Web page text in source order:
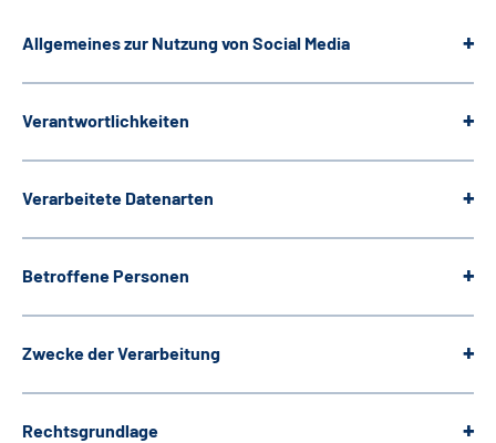
Allgemeines zur Nutzung von Social Media
Verantwortlichkeiten
Verarbeitete Datenarten
Betroffene Personen
Zwecke der Verarbeitung
Rechtsgrundlage